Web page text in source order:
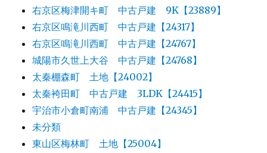
右京区梅津開キ町 中古戸建 9K【23889】
右京区鳴滝川西町 中古戸建【24317】
右京区鳴滝川西町 中古戸建【24767】
城陽市久世上大谷 中古戸建【24768】
太秦棚森町 土地【24002】
太秦袴田町 中古戸建 3LDK【24415】
宇治市小倉町南浦 中古戸建【24345】
未分類
東山区梅林町 土地【25004】